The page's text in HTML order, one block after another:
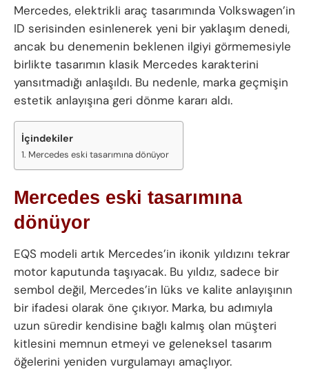
Mercedes, elektrikli araç tasarımında Volkswagen’in
ID serisinden esinlenerek yeni bir yaklaşım denedi,
ancak bu denemenin beklenen ilgiyi görmemesiyle
birlikte tasarımın klasik Mercedes karakterini
yansıtmadığı anlaşıldı. Bu nedenle, marka geçmişin
estetik anlayışına geri dönme kararı aldı.
İçindekiler
Mercedes eski tasarımına dönüyor
Mercedes eski tasarımına
dönüyor
EQS modeli artık Mercedes’in ikonik yıldızını tekrar
motor kaputunda taşıyacak. Bu yıldız, sadece bir
sembol değil, Mercedes’in lüks ve kalite anlayışının
bir ifadesi olarak öne çıkıyor. Marka, bu adımıyla
uzun süredir kendisine bağlı kalmış olan müşteri
kitlesini memnun etmeyi ve geleneksel tasarım
öğelerini yeniden vurgulamayı amaçlıyor.